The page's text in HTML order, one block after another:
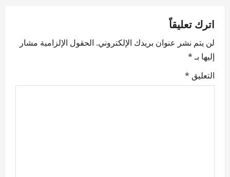
v
i
g
a
اترك تعليقاً
لن يتم نشر عنوان بريدك الإلكتروني. الحقول الإلزامية مشار
إليها بـ*
التعليق *